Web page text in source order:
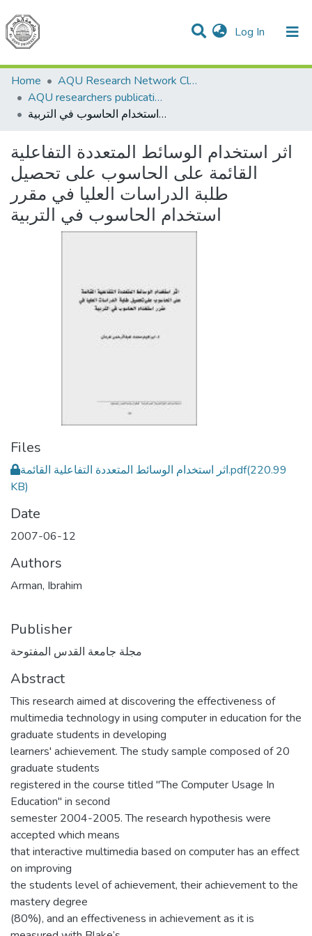
Log In (current)
Communities & Collections
All of DSpace
Home
AQU Research Network Clusters
AQU researchers publications
اثر استخدام الوسائط المتعددة التفاعلية القائمة على الحاسوب على تحصيل طلبة الدراسات العليا في مقرر استخدام الحاسوب في التربية
اثر استخدام الوسائط المتعددة التفاعلية
القائمة على الحاسوب على تحصيل
طلبة الدراسات العليا في مقرر
استخدام الحاسوب في التربية
Files
اثر استخدام الوسائط المتعددة التفاعلية القائمة.pdf(220.99
KB)
Date
2007-06-12
Authors
Arman, Ibrahim
Publisher
مجلة جامعة القدس المفتوحة
Abstract
This research aimed at discovering the effectiveness of
multimedia technology in using computer in education for the
graduate students in developing
learners' achievement. The study sample composed of 20
graduate students
registered in the course titled "The Computer Usage In
Education" in second
semester 2004-2005. The research hypothesis were
accepted which means
that interactive multimedia based on computer has an effect
on improving
the students level of achievement, their achievement to the
mastery degree
(80%), and an effectiveness in achievement as it is